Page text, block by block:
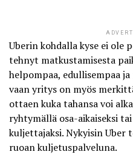
Uberin kohdalla kyse ei ole
tehnyt matkustamisesta
helpompaa, edullisempaa
vaan yritys on myös
ottaen kuka tahansa voi
ryhtymällä osa-aikaiseksi
kuljettajaksi. Nykyisin Uber
ruoan kuljetuspalveluna.